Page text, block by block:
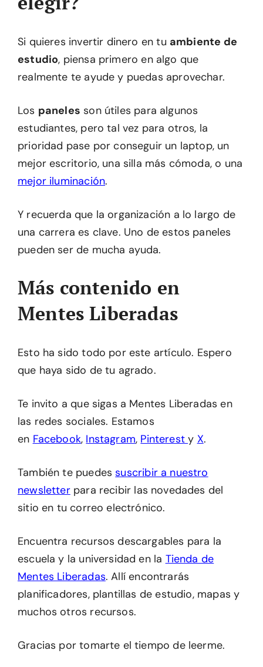
Si quieres invertir dinero en tu ambiente de
estudio, piensa primero en algo que
realmente te ayude y puedas aprovechar.
Los paneles son útiles para algunos
estudiantes, pero tal vez para otros, la
prioridad pase por conseguir un laptop, un
mejor escritorio, una silla más cómoda, o una
mejor iluminación.
Y recuerda que la organización a lo largo de
una carrera es clave. Uno de estos paneles
pueden ser de mucha ayuda.
Más contenido en
Mentes Liberadas
Esto ha sido todo por este artículo. Espero
que haya sido de tu agrado.
Te invito a que sigas a Mentes Liberadas en
las redes sociales. Estamos
en Facebook, Instagram, Pinteresty X.
También te puedessuscribir a nuestro
newsletterpara recibir las novedades del
sitio en tu correo electrónico.
Encuentra recursos descargables para la
escuela y la universidad en la Tienda de
Mentes Liberadas. Allí encontrarás
planificadores, plantillas de estudio, mapas y
muchos otros recursos.
Gracias por tomarte el tiempo de leerme.